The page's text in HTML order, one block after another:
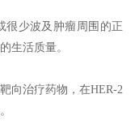
很少波及肿瘤周围的正
生活质量。
向治疗药物，在HER-2